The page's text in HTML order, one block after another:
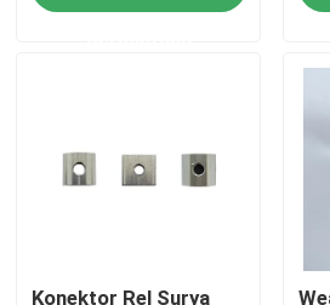
Braket Pemasangan Panel
Konektor Rel Surya